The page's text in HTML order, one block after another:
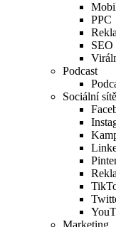
PPC
SEO
Podcast
Sociální sítě
Marketing